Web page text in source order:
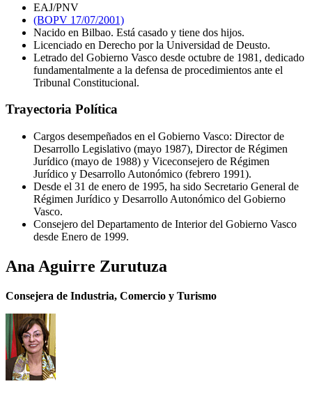
EAJ/PNV
(BOPV 17/07/2001)
Nacido en Bilbao. Está casado y tiene dos hijos.
Licenciado en Derecho por la Universidad de Deusto.
Letrado del Gobierno Vasco desde octubre de 1981, dedicado
fundamentalmente a la defensa de procedimientos ante el
Tribunal Constitucional.
Trayectoria Política
Cargos desempeñados en el Gobierno Vasco: Director de
Desarrollo Legislativo (mayo 1987), Director de Régimen
Jurídico (mayo de 1988) y Viceconsejero de Régimen
Jurídico y Desarrollo Autonómico (febrero 1991).
Desde el 31 de enero de 1995, ha sido Secretario General de
Régimen Jurídico y Desarrollo Autonómico del Gobierno
Vasco.
Consejero del Departamento de Interior del Gobierno Vasco
desde Enero de 1999.
Ana Aguirre Zurutuza
Consejera de Industria, Comercio y Turismo